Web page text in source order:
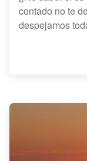
contado no te
despejamos